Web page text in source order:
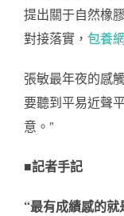
提出關于自然橡
對接落實， 包養
張敏最年夜的感
要聽到平易近聲
意。”
■記者手記
“最有成績感的